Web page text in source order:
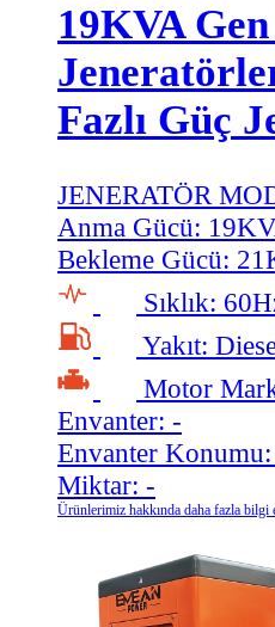
19KVA
Fazlı Güç
JENERATÖR
Anma Gücü:
Bekleme Gücü:
Sıklık:
Yakıt:
Motor
Envanter: -
Envanter Konumu:
Miktar: -
Ürünlerimiz hakkında daha fazla bilgi